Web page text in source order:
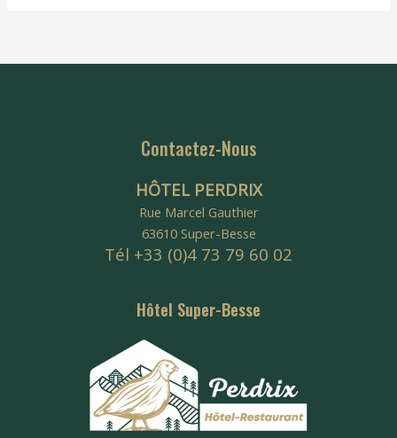
Contactez-Nous
HÔTEL PERDRIX
Rue Marcel Gauthier
63610 Super-Besse
Tél +33 (0)4 73 79 60 02
Hôtel Super-Besse